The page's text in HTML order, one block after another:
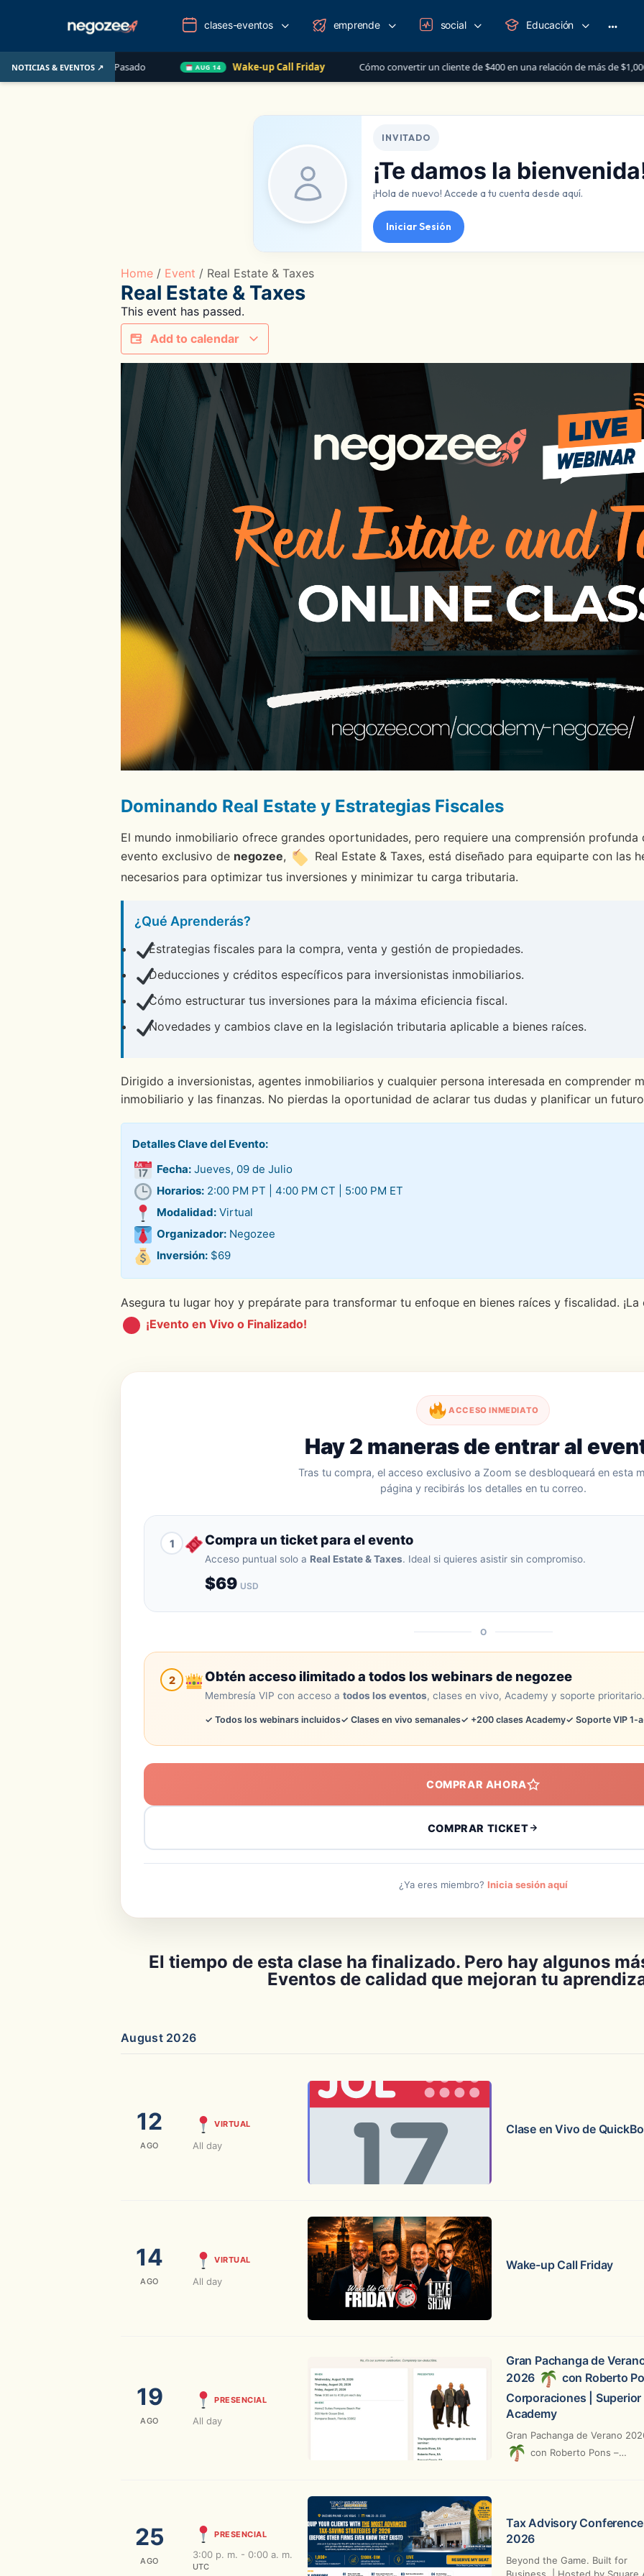
NOTICIAS & EVENTOS ↗
AUG 14 Wake-up Call Friday Cómo convertir un cliente de $400 en una relación de más de $1,000 al año Las 5 Cosas
clases-eventos emprende social Educación
INVITADO
¡Te damos la
¡Hola de nuevo! Accede a tu cuenta desde aquí.
Iniciar Sesión
Home / Event / Real Estate & Taxes
Real Estate & Taxes
This event has passed.
Add to calendar
Dominando Real Estate y Estrategias Fiscales
El mundo inmobiliario ofrece grandes oportunidades, pero requiere una comprensión profunda
evento exclusivo de negozee, Real Estate & Taxes, está diseñado para equiparte con las
necesarios para optimizar tus inversiones y minimizar tu carga tributaria.
¿Qué Aprenderás?
Estrategias fiscales para la compra, venta y gestión de propiedades.
Deducciones y créditos específicos para inversionistas inmobiliarios.
Cómo estructurar tus inversiones para la máxima eficiencia fiscal.
Novedades y cambios clave en la legislación tributaria aplicable a bienes raíces.
Dirigido a inversionistas, agentes inmobiliarios y cualquier persona interesada en comprender
inmobiliario y las finanzas. No pierdas la oportunidad de aclarar tus dudas y planificar un
Detalles Clave del Evento:
Fecha: Jueves, 09 de Julio
Horarios: 2:00 PM PT | 4:00 PM CT | 5:00 PM ET
Modalidad: Virtual
Organizador: Negozee
Inversión: $69
Asegura tu lugar hoy y prepárate para transformar tu enfoque en bienes raíces y fiscalidad.
¡Evento en Vivo o Finalizado!
ACCESO INMEDIATO
Hay 2 maneras de entrar al
Tras tu compra, el acceso exclusivo a Zoom se desbloqueará en esta
página y recibirás los detalles en tu correo.
1 Compra un ticket para el evento
Acceso puntual solo a Real Estate & Taxes . Ideal si quieres asistir sin compromiso.
$69 USD
O
2 Obtén acceso ilimitado a todos los webinars de negozee
Membresía VIP con acceso a todos los eventos , clases en vivo, Academy y soporte prioritario.
✓ Todos los webinars incluidos ✓ Clases en vivo semanales ✓ +200 clases Academy ✓ Soporte VIP 1-
COMPRAR AHORA
COMPRAR TICKET
¿Ya eres miembro? Inicia sesión aquí
El tiempo de esta clase ha finalizado. Pero hay algunos
Eventos de calidad que mejoran tu
August 2026
12
AGO
VIRTUAL
All day
Clase en Vivo de
14
AGO
VIRTUAL
All day
Wake-up Call Friday
19
AGO
PRESENCIAL
All day
Gran Pachanga de
2026
con Roberto
Corporaciones | Superior
Academy
Gran Pachanga de Verano
con Roberto Pons –
25
AGO
PRESENCIAL
3:00 p. m. - 0:00 a. m.
UTC
Tax Advisory Conference
2026
Beyond the Game. Built for
Business. | Hosted by Square